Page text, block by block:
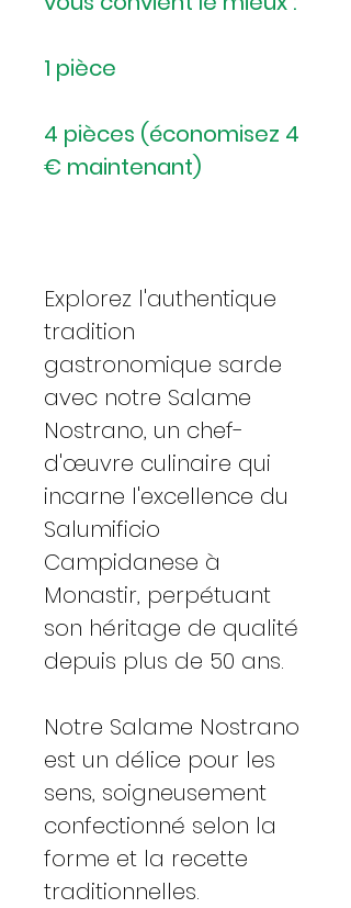
1 pièce
4 pièces (économisez 4
€ maintenant)
Explorez l'authentique
tradition
gastronomique sarde
avec notre Salame
Nostrano, un chef-
d'œuvre culinaire qui
incarne l'excellence du
Salumificio
Campidanese à
Monastir, perpétuant
son héritage de qualité
depuis plus de 50 ans.
Notre Salame Nostrano
est un délice pour les
sens, soigneusement
confectionné selon la
forme et la recette
traditionnelles.